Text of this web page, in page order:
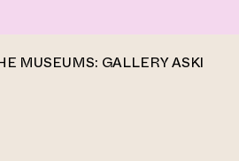
MUSEUMS: GALLERY ASKI